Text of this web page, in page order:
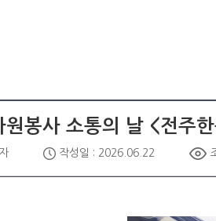
봉사 소통의 날 <전주
작성일 : 2026.06.22